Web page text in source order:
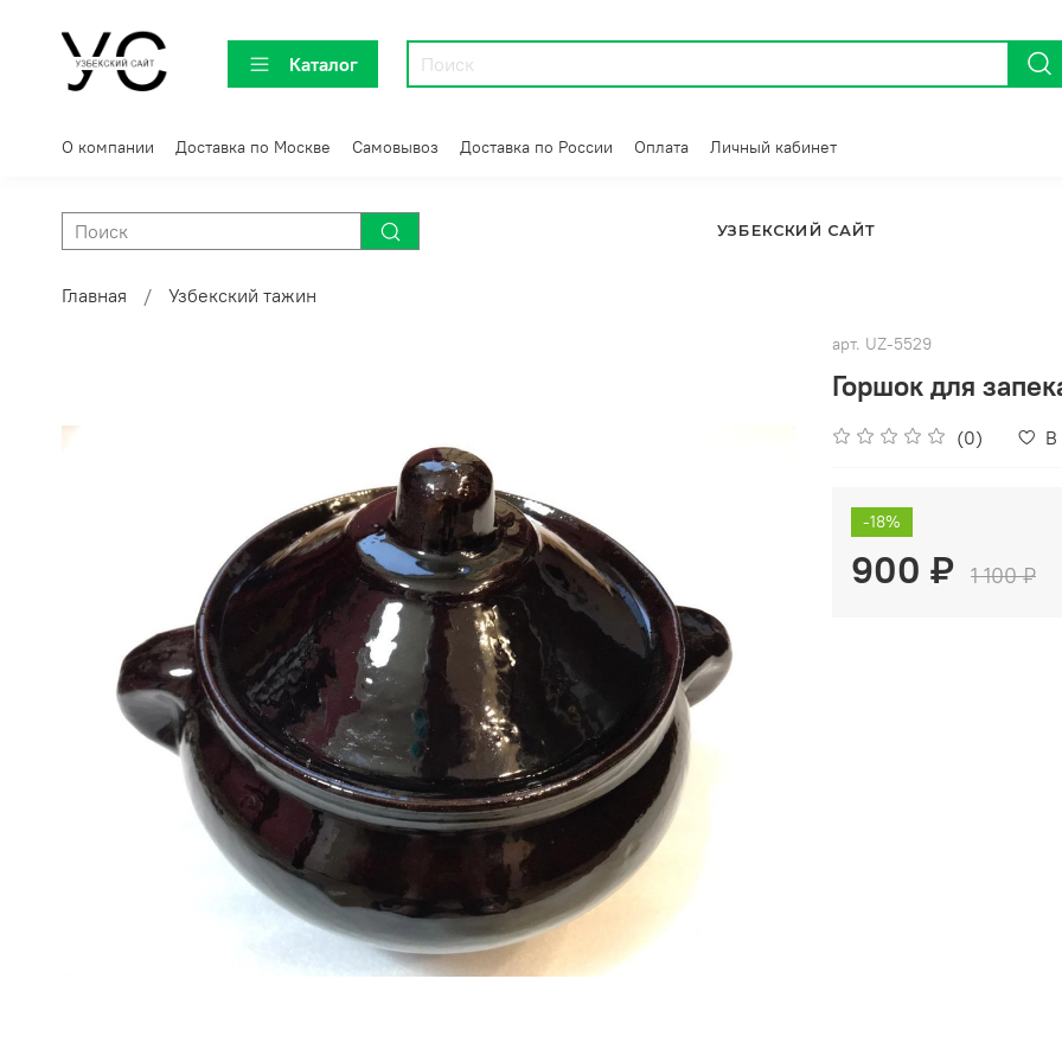
Каталог
О компании Доставка по Москве Самовывоз Доставка по России Оплата Личный кабинет
УЗБЕКСКИЙ САЙТ
Главная Узбекский тажин
арт. UZ-5529
Горшок для
(0) В
-18%
900 ₽ 1 100 ₽